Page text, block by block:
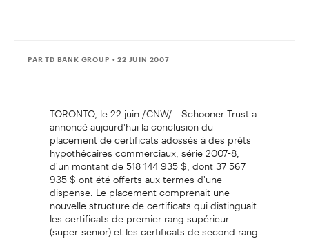
PAR TD BANK GROUP • 22 JUIN 2007
TORONTO, le 22 juin /CNW/ - Schooner Trust a
annoncé aujourd'hui la conclusion du
placement de certificats adossés à des prêts
hypothécaires commerciaux, série 2007-8,
d'un montant de 518 144 935 $, dont 37 567
935 $ ont été offerts aux termes d'une
dispense. Le placement comprenait une
nouvelle structure de certificats qui distinguait
les certificats de premier rang supérieur
(super-senior) et les certificats de second rang